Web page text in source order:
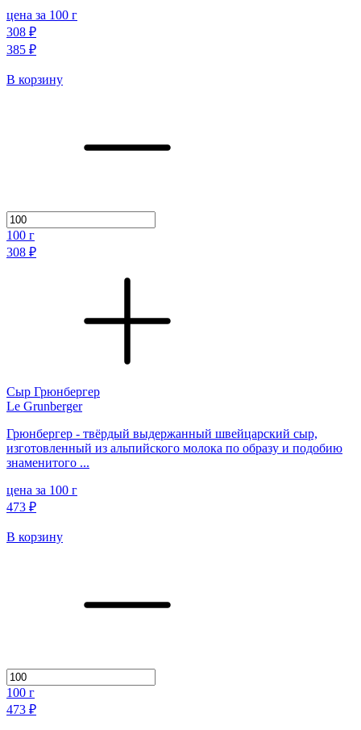
цена за 100 г
308 ₽
385 ₽
В корзину
100 г
308 ₽
Сыр Грюнбергер
Le Grunberger
Грюнбергер - твёрдый выдержанный швейцарский сыр,
изготовленный из альпийского молока по образу и подобию
знаменитого ...
цена за 100 г
473 ₽
В корзину
100 г
473 ₽